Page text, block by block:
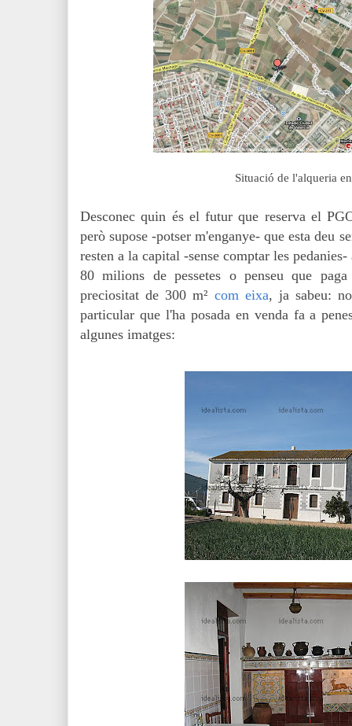
Situació de l'alqueria
Desconec quin és el futur que reserva el
però supose -potser m'enganye- que esta deu
resten a la capital -sense comptar les
80 milions de pessetes o penseu que
preciositat de 300 m² com eixa, ja sabeu:
particular que l'ha posada en venda fa a
algunes imatges: